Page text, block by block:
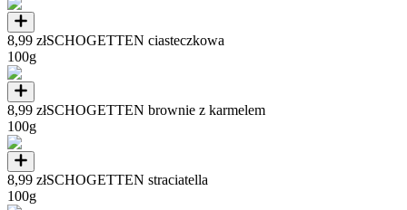
8,99 złSCHOGETTEN ciasteczkowa
100g
8,99 złSCHOGETTEN brownie z karmelem
100g
8,99 złSCHOGETTEN straciatella
100g